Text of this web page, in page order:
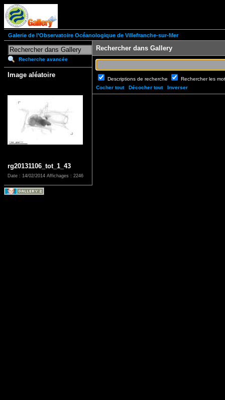
Galerie de l'Observatoire Océanologique de Villefranche-sur-Mer
Recherche avancée
Image aléatoire
rg20131106_tot_1_43
Date : 14/02/2014 Affichages : 2246
Rechercher dans Gallery
Descriptions de recherche
Rechercher les
Cocher tout
Décocher tout Inverser